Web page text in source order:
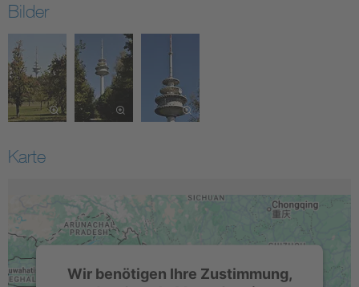
Bilder
Karte
Wir benötigen Ihre Zustimmung,